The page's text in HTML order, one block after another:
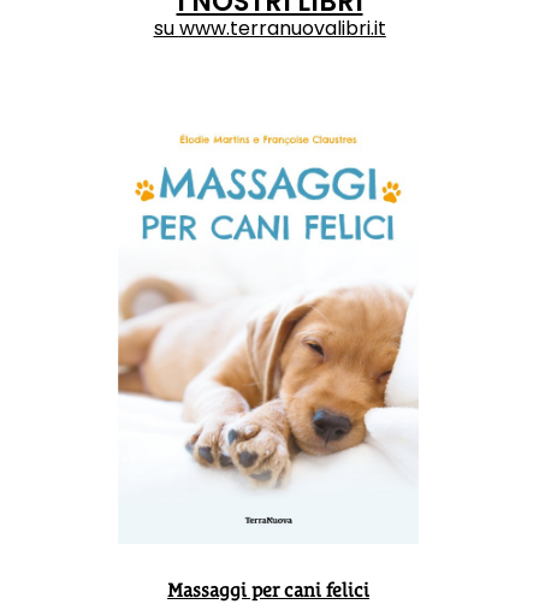
suwww.terranuovalibri.it
Massaggi per cani felici